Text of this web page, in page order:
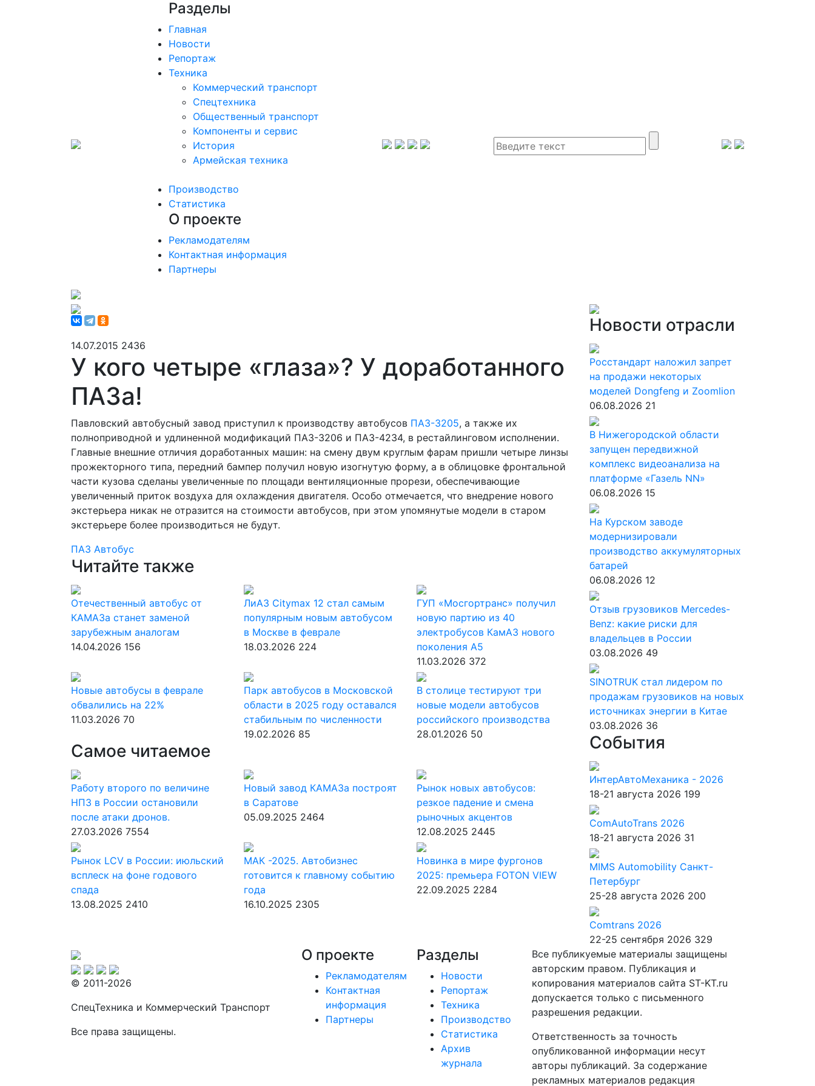
Разделы
Главная
Новости
Репортаж
Техника
Коммерческий транспорт
Спецтехника
Общественный транспорт
Компоненты и сервис
История
Армейская техника
Производство
Статистика
О проекте
Рекламодателям
Контактная информация
Партнеры
14.07.2015 2436
У кого четыре «глаза»? У доработанного
ПАЗа!
Павловский автобусный завод приступил к производству автобусов ПАЗ-3205, а также их
полноприводной и удлиненной модификаций ПАЗ-3206 и ПАЗ-4234, в рестайлинговом исполнении.
Главные внешние отличия доработанных машин: на смену двум круглым фарам пришли четыре линзы
прожекторного типа, передний бампер получил новую изогнутую форму, а в облицовке фронтальной
части кузова сделаны увеличенные по площади вентиляционные прорези, обеспечивающие
увеличенный приток воздуха для охлаждения двигателя. Особо отмечается, что внедрение нового
экстерьера никак не отразится на стоимости автобусов, при этом упомянутые модели в старом
экстерьере более производиться не будут.
ПАЗ Автобус
Читайте также
Отечественный автобус от
КАМАЗа станет заменой
зарубежным аналогам
14.04.2026 156
ЛиАЗ Citymax 12 стал самым
популярным новым автобусом
в Москве в феврале
18.03.2026 224
ГУП «Мосгортранс» получил
новую партию из 40
электробусов КамАЗ нового
поколения А5
11.03.2026 372
Новые автобусы в феврале
обвалились на 22%
11.03.2026 70
Парк автобусов в Московской
области в 2025 году оставался
стабильным по численности
19.02.2026 85
В столице тестируют три
новые модели автобусов
российского производства
28.01.2026 50
Самое читаемое
Работу второго по величине
НПЗ в России остановили
после атаки дронов.
27.03.2026 7554
Новый завод КАМАЗа построят
в Саратове
05.09.2025 2464
Рынок новых автобусов:
резкое падение и смена
рыночных акцентов
12.08.2025 2445
Рынок LCV в России: июльский
всплеск на фоне годового
спада
13.08.2025 2410
МАК -2025. Автобизнес
готовится к главному событию
года
16.10.2025 2305
Новинка в мире фургонов
2025: премьера FOTON VIEW
22.09.2025 2284
Новости отрасли
Росстандарт наложил запрет
на продажи некоторых
моделей Dongfeng и Zoomlion
06.08.2026 21
В Нижегородской области
запущен передвижной
комплекс видеоанализа на
платформе «Газель NN»
06.08.2026 15
На Курском заводе
модернизировали
производство аккумуляторных
батарей
06.08.2026 12
Отзыв грузовиков Mercedes-
Benz: какие риски для
владельцев в России
03.08.2026 49
SINOTRUK стал лидером по
продажам грузовиков на новых
источниках энергии в Китае
03.08.2026 36
События
ИнтерАвтоМеханика - 2026
18-21 августа 2026 199
ComAutoTrans 2026
18-21 августа 2026 31
MIMS Automobility Санкт-
Петербург
25-28 августа 2026 200
Comtrans 2026
22-25 сентября 2026 329
© 2011-2026
СпецТехника и Коммерческий Транспорт
Все права защищены.
О проекте
Рекламодателям
Контактная
информация
Партнеры
Разделы
Новости
Репортаж
Техника
Производство
Статистика
Архив
журнала
Все публикуемые материалы защищены
авторским правом. Публикация и
копирования материалов сайта ST-KT.ru
допускается только с письменного
разрешения редакции.
Ответственность за точность
опубликованной информации несут
авторы публикаций. За содержание
рекламных материалов редакция